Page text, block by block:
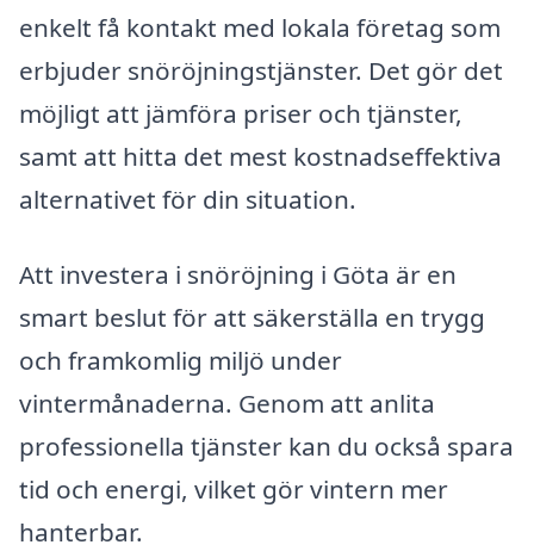
enkelt få kontakt med lokala företag som
erbjuder snöröjningstjänster. Det gör det
möjligt att jämföra priser och tjänster,
samt att hitta det mest kostnadseffektiva
alternativet för din situation.
Att investera i snöröjning i Göta är en
smart beslut för att säkerställa en trygg
och framkomlig miljö under
vintermånaderna. Genom att anlita
professionella tjänster kan du också spara
tid och energi, vilket gör vintern mer
hanterbar.